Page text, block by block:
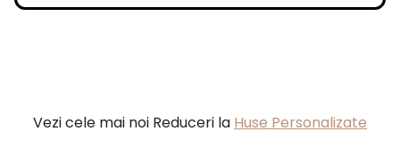
Vezi cele mai noi Reduceri la Huse Personalizate